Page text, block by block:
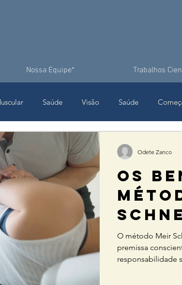
Nossa Equipe* Trabalhos
Saúde Visão Saúde
Doenças Degenerativas
OS
CASO
O método Meir
premissa
responsabilidade
Odete Zanco